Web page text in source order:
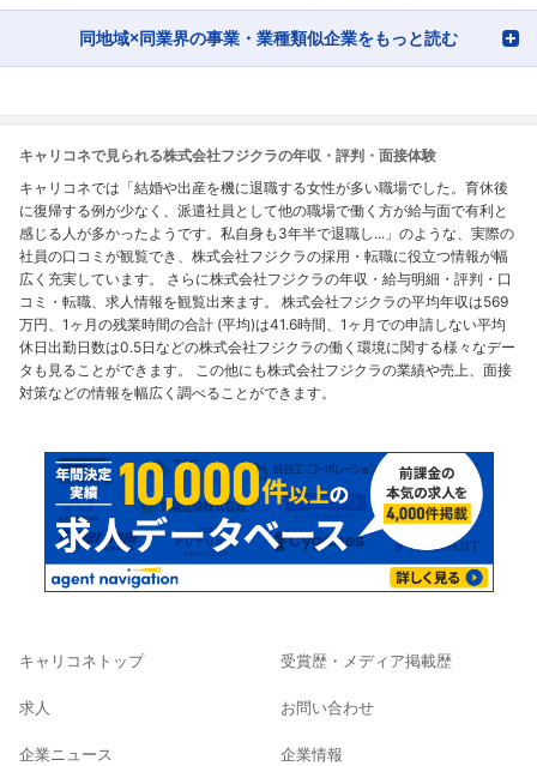
同地域×同業界の事業・業種類似企業をもっと読む
キャリコネで見られる株式会社フジクラの年収・評判・面接体験
キャリコネでは「結婚や出産を機に退職する女性が多い職場でした。育休後
に復帰する例が少なく、派遣社員として他の職場で働く方が給与面で有利と
感じる人が多かったようです。私自身も3年半で退職し...」のような、実際の
社員の口コミが観覧でき、株式会社フジクラの採用・転職に役立つ情報が幅
広く充実しています。 さらに株式会社フジクラの年収・給与明細・評判・口
コミ・転職、求人情報を観覧出来ます。 株式会社フジクラの平均年収は569
万円、1ヶ月の残業時間の合計 (平均)は41.6時間、1ヶ月での申請しない平均
休日出勤日数は0.5日などの株式会社フジクラの働く環境に関する様々なデー
タも見ることができます。 この他にも株式会社フジクラの業績や売上、面接
対策などの情報を幅広く調べることができます。
キャリコネトップ
求人
企業ニュース
受賞歴・メディア掲載歴
お問い合わせ
企業情報